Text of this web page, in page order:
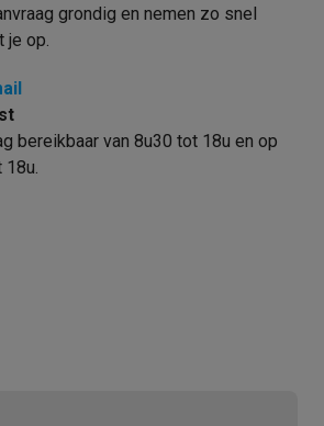
grondig en nemen zo snel
je op.
bereikbaar van 8u30 tot 18u en op
18u.